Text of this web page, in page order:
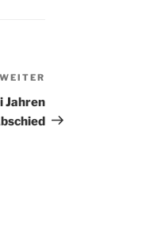
Beitrag
WEITER
Jahren